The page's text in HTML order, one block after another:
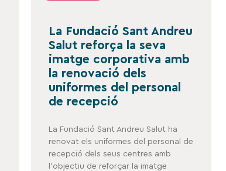
La Fundació Sant Andreu
Salut reforça la seva
imatge corporativa amb
la renovació dels
uniformes del personal
de recepció
La Fundació Sant Andreu Salut ha
renovat els uniformes del personal de
recepció dels seus centres amb
l’objectiu de reforçar la imatge